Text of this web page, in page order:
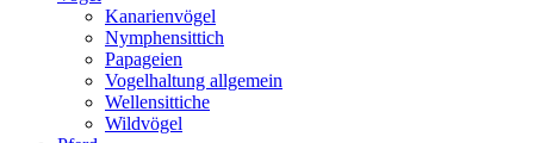
Kanarienvögel
Nymphensittich
Papageien
Vogelhaltung allgemein
Wellensittiche
Wildvögel